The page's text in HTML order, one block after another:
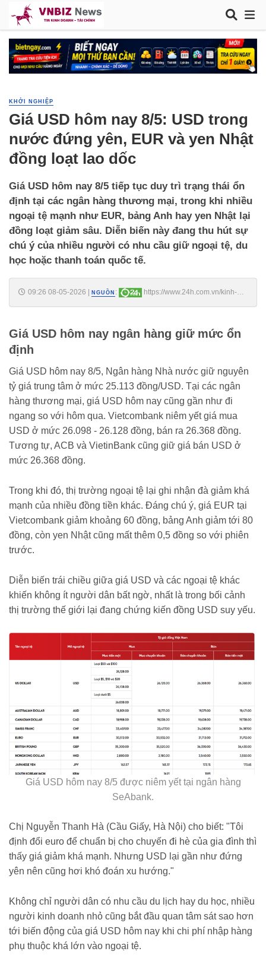
KHỞI NGHIỆP
Giá USD hôm nay 8/5: USD trong
nước đứng yên, EUR và yen Nhật
đồng loạt lao dốc
Giá USD hôm nay 8/5 tiếp tục duy trì trạng thái ổn
định tại các ngân hàng thương mại, trong khi nhiều
ngoại tệ mạnh như EUR, bảng Anh hay yen Nhật lại
đồng loạt giảm sâu. Diễn biến này đang thu hút sự
chú ý của nhiều người có nhu cầu giữ ngoại tệ, du
học hoặc thanh toán quốc tế.
09:26 08-05-2026 NGUỒN :
https://www.24h.com.vn/kinh-
Giá USD hôm nay ngân hàng giữ mức ổn
định
Giá USD hôm nay 8/5, Ngân hàng Nhà nước giữ nguyên
tỷ giá trung tâm ở mức 25.113 đồng/USD. Tại các ngân
hàng thương mại, giá USD hôm nay cũng gần như đi
ngang so với hôm qua. Vietcombank niêm yết giá mua
USD ở mức 26.098 - 26.128 đồng, bán ra 26.368 đồng.
Tương tự, ACB và VietinBank cũng giữ giá bán USD ở
mức 26.368 đồng.
Trong khi đó, thị trường ngoại tệ lại ghi nhận đà giảm khá
mạnh của nhiều đồng tiền khác. Đáng chú ý, giá EUR tại
Vietcombank giảm khoảng 60 đồng, bảng Anh giảm tới 80
đồng, còn yen Nhật cũng mất thêm 0,5 đồng so với phiên
trước.
Diễn biến trái chiều giữa giá USD và các ngoại tệ khác
khiến không ít người dân bất ngờ, nhất là trong bối cảnh
thị trường thế giới lại đang chứng kiến đồng USD suy yếu.
Giá USD hôm nay 8/5 được niêm yết tại ngân hàng
SeAbank.
Chị Nguyễn Thanh Hà (Cầu Giấy, Hà Nội) cho biết: "Tôi
định đổi euro để chuẩn bị cho chuyến đi hè của gia đình thì
thấy giá giảm khá mạnh. Nhưng USD lại gần như đứng
yên nên cũng hơi khó đoán xu hướng."
Không chỉ người dân có nhu cầu du lịch hay du học, nhiều
người kinh doanh nhỏ cũng bắt đầu quan tâm sát sao hơn
tới biến động của giá USD hôm nay khi chi phí nhập hàng
phụ thuộc khá lớn vào ngoại tệ.